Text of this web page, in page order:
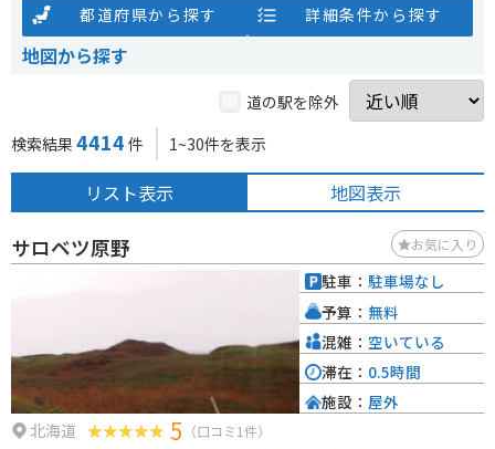
都道府県から探す 詳細条件から探す
地図から探す
道の駅を除外
検索結果 4414 件 1~30件を表示
リスト表示 地図表示
サロベツ原野 お気に入り
北海道 5 （口コミ1件）
駐車： 駐車場なし
予算： 無料
混雑： 空いている
滞在： 0.5時間
施設： 屋外